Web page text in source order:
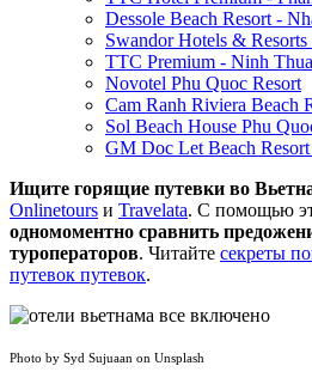
Dessole Beach Resort -
Swandor Hotels &
TTC Premium - Ninh
Novotel Phu Quoc Resort
Cam Ranh Riviera Beach
Sol Beach House Phu
GM Doc Let Beach
Ищите горящие путевки во
Onlinetours и Travelata. С помощью
одномоментно сравнить
туроператоров. Читайте секреты
путевок путевок.
Photo by Syd Sujuaan on Unsplash